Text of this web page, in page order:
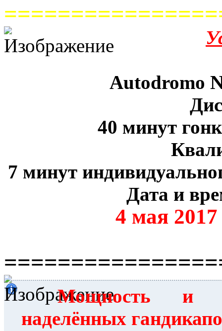
Autodromo
40 минут
7 минут
Дата и
4 мая
Мощность и
наделённых